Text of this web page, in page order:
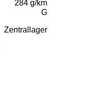
284 g/km
G
Zentrallager